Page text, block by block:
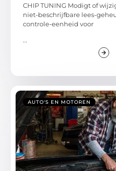
CHIP TUNING Modigt of
niet-beschrijfbare lees-
controle-eenheid voor
...
AUTO'S EN MOTOREN